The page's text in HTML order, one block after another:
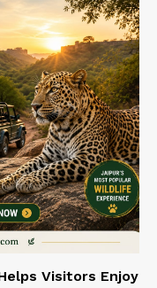
Visitors Enjoy